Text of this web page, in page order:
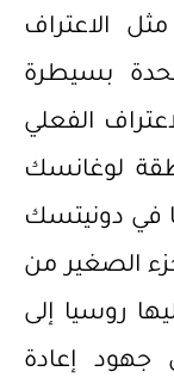
الاعتراف
بسيطرة
الفعلي
لوغانسك
في دونيتسك
الصغير من
روسيا إلى
جهود إعادة